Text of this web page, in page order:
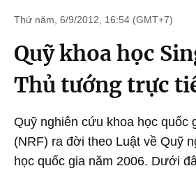
Thứ năm, 6/9/2012, 16:54 (GMT+7)
Quỹ khoa học
Thủ tướng trực
Quỹ nghiên cứu khoa học quốc
(NRF) ra đời theo Luật về Quỹ
học quốc gia năm 2006. Dưới